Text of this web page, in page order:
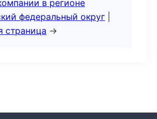
в регионе
федеральный округ
страница →